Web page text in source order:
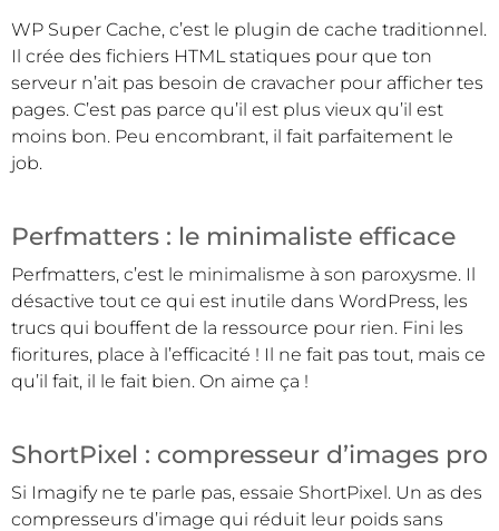
WP Super Cache, c’est le plugin de cache traditionnel.
Il crée des fichiers HTML statiques pour que ton
serveur n’ait pas besoin de cravacher pour afficher tes
pages. C’est pas parce qu’il est plus vieux qu’il est
moins bon. Peu encombrant, il fait parfaitement le
job.
Perfmatters : le minimaliste efficace
Perfmatters, c’est le minimalisme à son paroxysme. Il
désactive tout ce qui est inutile dans WordPress, les
trucs qui bouffent de la ressource pour rien. Fini les
fioritures, place à l’efficacité ! Il ne fait pas tout, mais ce
qu’il fait, il le fait bien. On aime ça !
ShortPixel : compresseur d’images pro
Si Imagify ne te parle pas, essaie ShortPixel. Un as des
compresseurs d’image qui réduit leur poids sans